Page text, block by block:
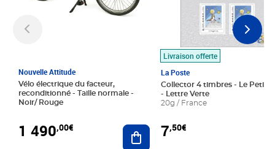
Nouvelle Attitude
Vélo électrique du facteur,
reconditionné - Taille normale -
Noir/ Rouge
1 490,00€ Ajouter au panier
Livraison offerte
La Poste
Collector 4 timbres - Le Petit
- Lettre Verte
20g / France
7,50€